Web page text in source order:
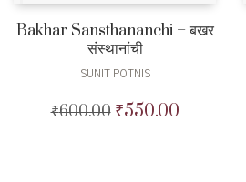
Bakhar Sansthananchi – बखर
संस्थानांची
SUNIT POTNIS
₹600.00 Original
₹550.00Current